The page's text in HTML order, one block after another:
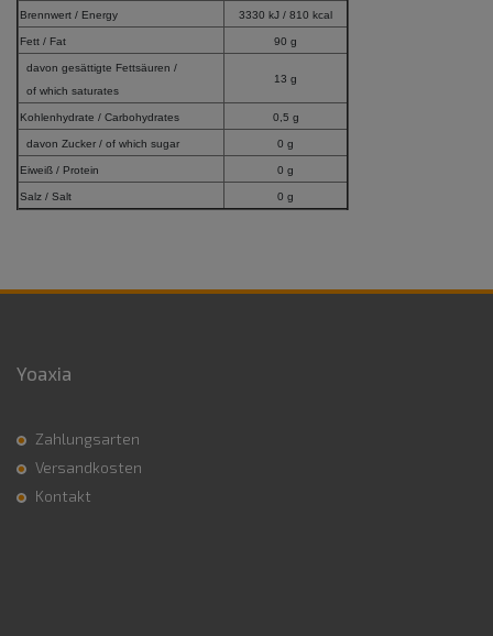
Brennwert / Energy 3330 kJ / 810 kcal
Fett / Fat 90 g
davon gesättigte Fettsäuren /
of which saturates
13 g
Kohlenhydrate / Carbohydrates 0,5 g
davon Zucker / of which sugar 0 g
Eiweiß / Protein 0 g
Salz / Salt 0 g
Yoaxia
Zahlungsarten
Versandkosten
Kontakt